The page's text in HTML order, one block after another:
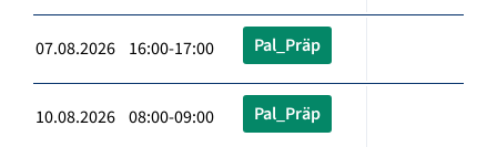
07.08.2026 16:00-17:00 Pal_Präp
10.08.2026 08:00-09:00 Pal_Präp